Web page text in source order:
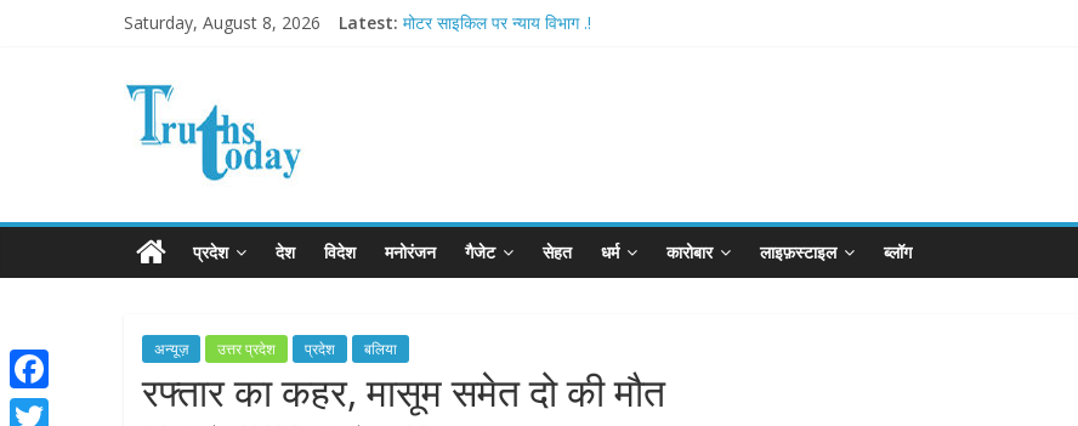
Saturday, August 8, 2026 Latest: मोटर साइकिल पर न्याय विभाग .!
प्रदेश देश विदेश मनोरंजन गैजेट सेहत धर्म कारोबार लाइफ़स्टाइल ब्लॉग
अन्यूज़ उत्तर प्रदेश प्रदेश बलिया
रफ्तार का कहर, मासूम समेत दो की मौत
F